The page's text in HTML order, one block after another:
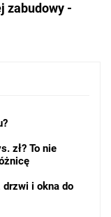
zabudowy -
zł? To nie
drzwi i okna do